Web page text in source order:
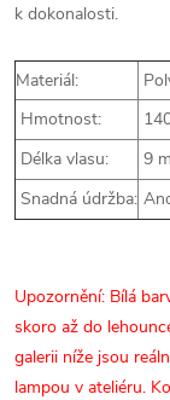
k dokonalosti.
Materiál:
Hmotnost:
Délka vlasu:
9
Snadná údržba:
Upozornění: Bílá
skoro až do
galerii níže jsou
lampou v ateliéru.